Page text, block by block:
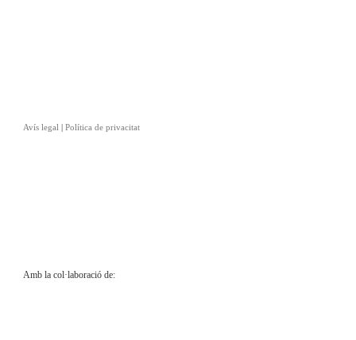
Avís legal Política de privacitat
Amb la col·laboració de: